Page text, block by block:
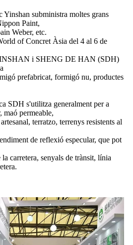
Yinshan subministra moltes grans
Paint,
Weber, etc.
of Concret Àsia del 4 al 6 de
i SHENG DE HAN (SDH)
prefabricat, formigó nu, productes
SDH s'utilitza generalment per a
maó permeable,
terratzo, terrenys resistents al
de reflexió especular, que pot
carretera, senyals de trànsit, línia